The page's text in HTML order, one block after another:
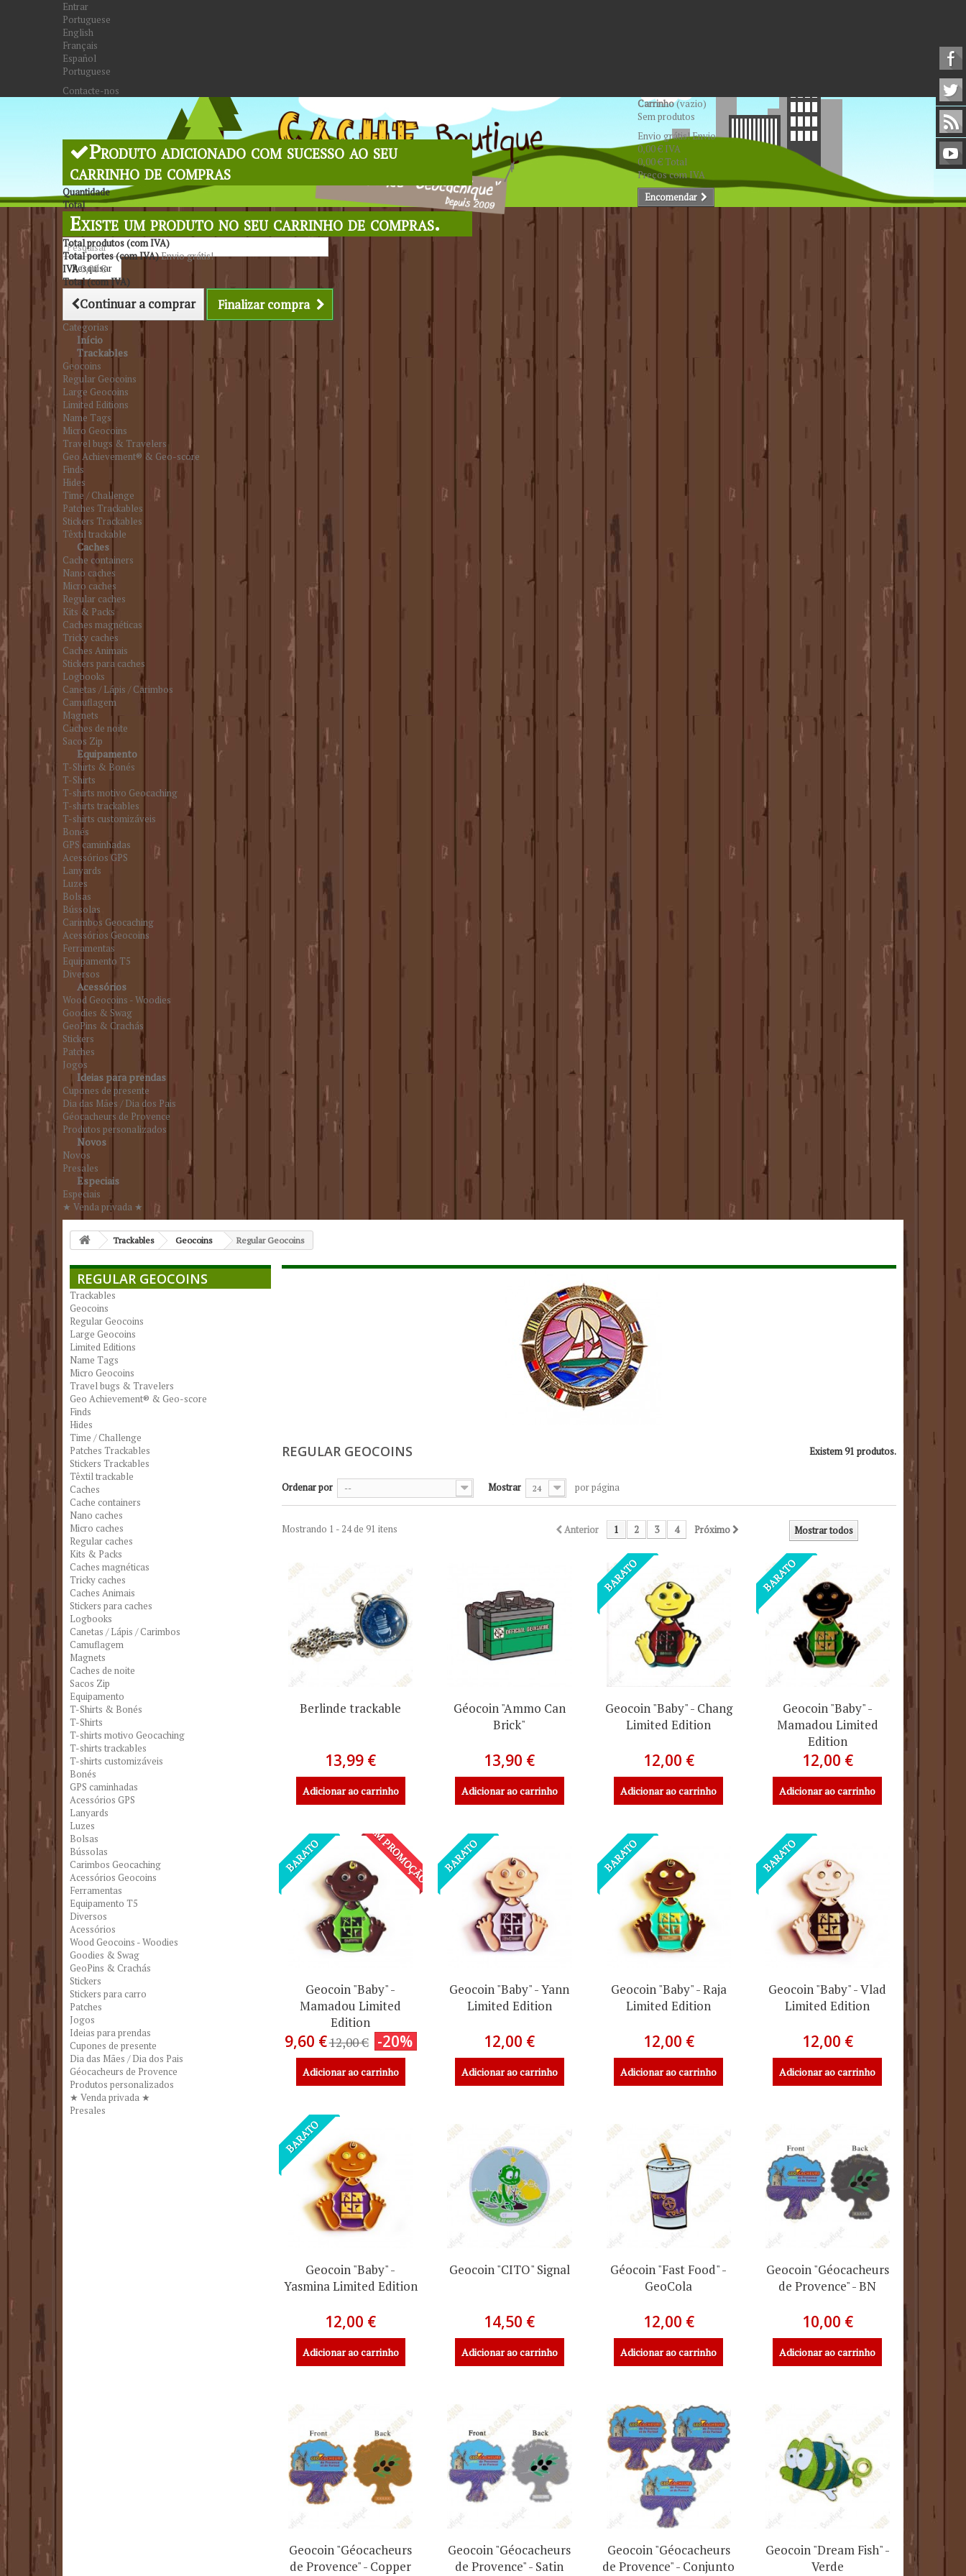
Entrar
Portuguese
English
Français
Español
Portuguese
Contacte-nos
Pesquisar
Carrinho(vazio)
Sem produtos
Envio grátis!Envio
0,00 € IVA
0,00 €Total
Preços com IVA
Encomendar
Produto adicionado com sucesso ao seu
carrinho de compras
Quantidade
Total
Existe um produto no seu carrinho de compras.
Total produtos (com IVA)
Total portes (com IVA)Envio grátis!
IVA0,00 €
Total (com IVA)
Continuar a comprar Finalizar compra
Categorias
Início
Trackables
Geocoins
Regular Geocoins
Large Geocoins
Limited Editions
Name Tags
Micro Geocoins
Travel bugs & Travelers
Geo Achievement® & Geo-score
Finds
Hides
Time / Challenge
Patches Trackables
Stickers Trackables
Têxtil trackable
Caches
Cache containers
Nano caches
Micro caches
Regular caches
Kits & Packs
Caches magnéticas
Tricky caches
Caches Animais
Stickers para caches
Logbooks
Canetas / Lápis / Carimbos
Camuflagem
Magnets
Caches de noite
Sacos Zip
Equipamento
T-Shirts & Bonés
T-Shirts
T-shirts motivo Geocaching
T-shirts trackables
T-shirts customizáveis
Bonés
GPS caminhadas
Acessórios GPS
Lanyards
Luzes
Bolsas
Bússolas
Carimbos Geocaching
Acessórios Geocoins
Ferramentas
Equipamento T5
Diversos
Acessórios
Wood Geocoins - Woodies
Goodies & Swag
GeoPins & Crachás
Stickers
Patches
Jogos
Ideias para prendas
Cupones de presente
Dia das Mães / Dia dos Pais
Géocacheurs de Provence
Produtos personalizados
Novos
Novos
Presales
Especiais
Especiais
★ Venda privada ★
Trackables Geocoins Regular Geocoins
REGULAR GEOCOINS
Trackables
Geocoins
Regular Geocoins
Large Geocoins
Limited Editions
Name Tags
Micro Geocoins
Travel bugs & Travelers
Geo Achievement® & Geo-score
Finds
Hides
Time / Challenge
Patches Trackables
Stickers Trackables
Têxtil trackable
Caches
Cache containers
Nano caches
Micro caches
Regular caches
Kits & Packs
Caches magnéticas
Tricky caches
Caches Animais
Stickers para caches
Logbooks
Canetas / Lápis / Carimbos
Camuflagem
Magnets
Caches de noite
Sacos Zip
Equipamento
T-Shirts & Bonés
T-Shirts
T-shirts motivo Geocaching
T-shirts trackables
T-shirts customizáveis
Bonés
GPS caminhadas
Acessórios GPS
Lanyards
Luzes
Bolsas
Bússolas
Carimbos Geocaching
Acessórios Geocoins
Ferramentas
Equipamento T5
Diversos
Acessórios
Wood Geocoins - Woodies
Goodies & Swag
GeoPins & Crachás
Stickers
Stickers para carro
Patches
Jogos
Ideias para prendas
Cupones de presente
Dia das Mães / Dia dos Pais
Géocacheurs de Provence
Produtos personalizados
★ Venda privada ★
Presales
REGULAR GEOCOINS Existem 91 produtos.
Ordenar por -- Mostrar 24 por página
Mostrar todos
Anterior 1 2 3 4 Próximo
Mostrando 1 - 24 de 91 itens
Berlinde trackable
13,99 €
Adicionar ao carrinho
Géocoin "Ammo Can
Brick"
13,90 €
Adicionar ao carrinho
BARATO
Geocoin "Baby" - Chang
Limited Edition
12,00 €
Adicionar ao carrinho
BARATO
Geocoin "Baby" -
Mamadou Limited
Edition
12,00 €
Adicionar ao carrinho
BARATO EM PROMOÇÃO!
Geocoin "Baby" -
Mamadou Limited
Edition
9,60 €12,00 € -20%
Adicionar ao carrinho
BARATO
Geocoin "Baby" - Yann
Limited Edition
12,00 €
Adicionar ao carrinho
BARATO
Geocoin "Baby" - Raja
Limited Edition
12,00 €
Adicionar ao carrinho
BARATO
Geocoin "Baby" - Vlad
Limited Edition
12,00 €
Adicionar ao carrinho
BARATO
Geocoin "Baby" -
Yasmina Limited Edition
12,00 €
Adicionar ao carrinho
Geocoin "CITO" Signal
14,50 €
Adicionar ao carrinho
Géocoin "Fast Food" -
GeoCola
12,00 €
Adicionar ao carrinho
Geocoin "Géocacheurs
de Provence" - BN
10,00 €
Adicionar ao carrinho
Geocoin "Géocacheurs
de Provence" - Copper
Geocoin "Géocacheurs
de Provence" - Satin
Geocoin "Géocacheurs
de Provence" - Conjunto
Geocoin "Dream Fish" -
Verde